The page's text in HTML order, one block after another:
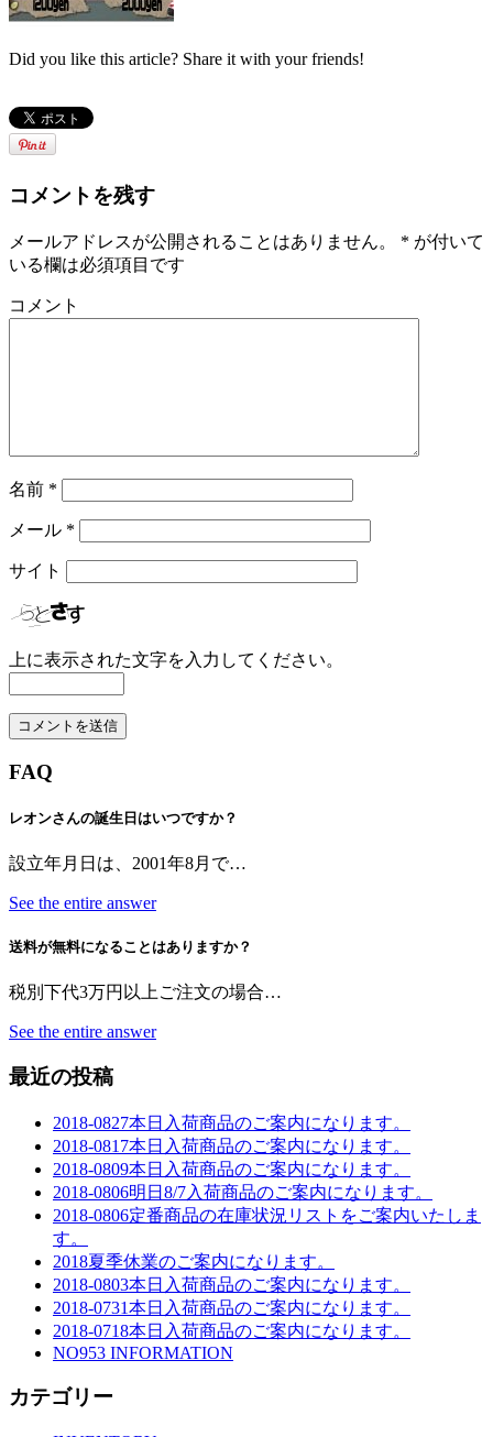
Did you like this article? Share it with your friends!
コメントを残す
メールアドレスが公開されることはありません。 * が付いて
いる欄は必須項目です
コメント
名前 *
メール *
サイト
上に表示された文字を入力してください。
FAQ
レオンさんの誕生日はいつですか？
設立年月日は、2001年8月で…
See the entire answer
送料が無料になることはありますか？
税別下代3万円以上ご注文の場合…
See the entire answer
最近の投稿
2018-0827本日入荷商品のご案内になります。
2018-0817本日入荷商品のご案内になります。
2018-0809本日入荷商品のご案内になります。
2018-0806明日8/7入荷商品のご案内になります。
2018-0806定番商品の在庫状況リストをご案内いたしま
す。
2018夏季休業のご案内になります。
2018-0803本日入荷商品のご案内になります。
2018-0731本日入荷商品のご案内になります。
2018-0718本日入荷商品のご案内になります。
NO953 INFORMATION
カテゴリー